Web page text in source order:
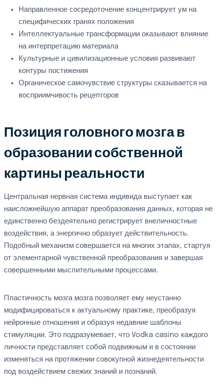
Направленное сосредоточение концентрирует ум на
специфических гранях положения
Интеллектуальные трансформации оказывают влияние
на интерпретацию материала
Культурные и цивилизационные условия развивают
контуры постижения
Органическое самочувствие структуры сказывается на
восприимчивость рецепторов
Позиция головного мозга в
образовании собственной
картины реальности
Центральная нервная система индивида выступает как
наисложнейшую аппарат преобразования данных, которая не
единственно бездеятельно регистрирует внеличностные
воздействия, а энергично образует действительность.
Подобный механизм совершается на многих этапах, стартуя
от элементарной чувственной преобразования и завершая
совершенными мыслительными процессами.
Пластичность мозга мозга позволяет ему неустанно
модифицироваться к актуальному практике, преобразуя
нейронные отношения и образуя недавние шаблоны
стимуляции. Это подразумевает, что Vodka casino каждого
личности представляет собой подвижным и в состоянии
изменяться на протяжении совокупной жизнедеятельности
под воздействием свежих знаний и познаний.